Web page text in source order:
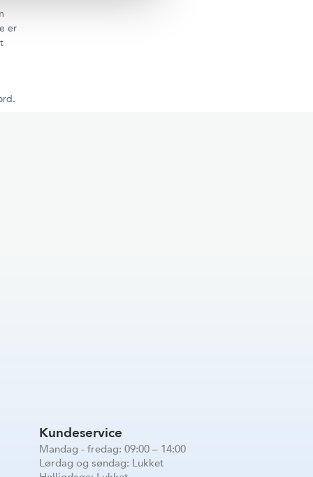
er
Kundeservice
Mandag - fredag: 09:00 – 14:00
Lørdag og søndag: Lukket